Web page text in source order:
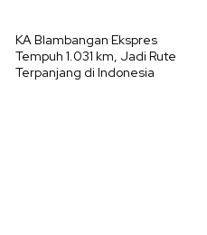
KA Blambangan Ekspres
Tempuh 1.031 km, Jadi Rute
Terpanjang di Indonesia